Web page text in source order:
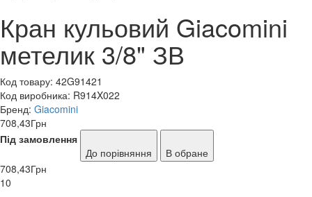
Кран кульовий Giacomini
метелик 3/8" ЗВ
Код товару: 42G91421
Код виробника: R914X022
Бренд: Giacomini
708,43Грн
Під замовлення
До порівняння
В обране
708,43Грн
10